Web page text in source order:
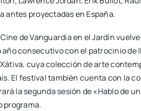
antes pro­yec­ta­das en Espa­ña.
de Van­guar­dia en el Jar­dín
año con­se­cu­ti­vo con el patro­ci­nio
cuya colec­ción de arte
El fes­ti­val tam­bién cuen­ta con la
la segun­da sesión de «Hablo de
pro­gra­ma.